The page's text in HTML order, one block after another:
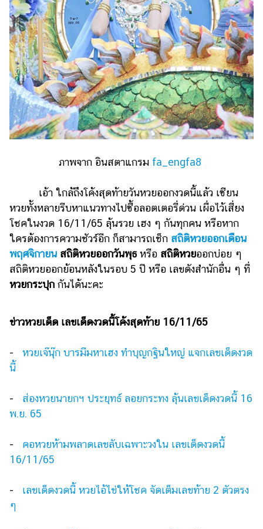
ภาพจาก อินสตาแกรม fa_engfa8
เอ้า ใกล้ถึงโค้งสุดท้ายวันหวยออกงวดนี้แล้ว เซียน
หวยทั้งหลายรีบหาแนวทางไปซื้อลอตเตอรี่ด่วน เผื่อไว้เสี่ยง
โชคในงวด 16/11/65 ลุ้นรวย เฮง ๆ กันทุกคน หรือหาก
ใครต้องการความชัวร์อีก ก็สามารถเช็ก สถิติหวยออกเดือน
พฤศจิกายน สถิติหวยออกวันพุธหรือ สถิติหวยออกบ่อย ๆ
สถิติหวยออกย้อนหลังในรอบ 5 ปี หรือ เลขดังสำนักอื่น ๆ ที่
หวยกระปุก กันได้นะคะ
ข่าวหวยเด็ด เลขเด็ดงวดนี้โค้งสุดท้าย 16/11/65
- หวยเจ๊นุ๊ก บารมีมหาเฮง ทำบุญกฐินใหญ่ แจกเลขเด็ดงวด
นี้
- ส่องหวยนายกฯ ประยุทธ์ ลอยกระทง ลุ้นเลขเด็ดงวดนี้ 16
พ.ย. 65
- คอหวยห้ามพลาดเลขลับเฉพาะวงใน เลขเด็ดงวดนี้
16/11/65
- เลขเด็ดงวดนี้ หวยไอ้ไข่ให้โชค จัดเต็มเลขท้าย 2 ตัวตรง
ๆ